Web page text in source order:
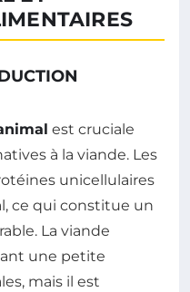
est cruciale
à la viande. Les
unicellulaires
ce qui constitue un
La viande
une petite
mais il est